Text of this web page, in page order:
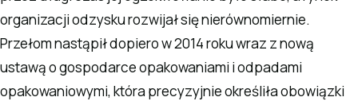
organizacji odzysku rozwijał się nierównomiernie.
Przełom nastąpił dopiero w 2014 roku wraz z nową
ustawą o gospodarce opakowaniami i odpadami
opakowaniowymi, która precyzyjnie określiła obowiązki